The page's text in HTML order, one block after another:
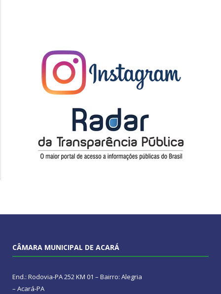
CÂMARA MUNICIPAL DE ACARÁ
End.: Rodovia-PA 252 KM 01 – Bairro: Alegria
– Acará-PA